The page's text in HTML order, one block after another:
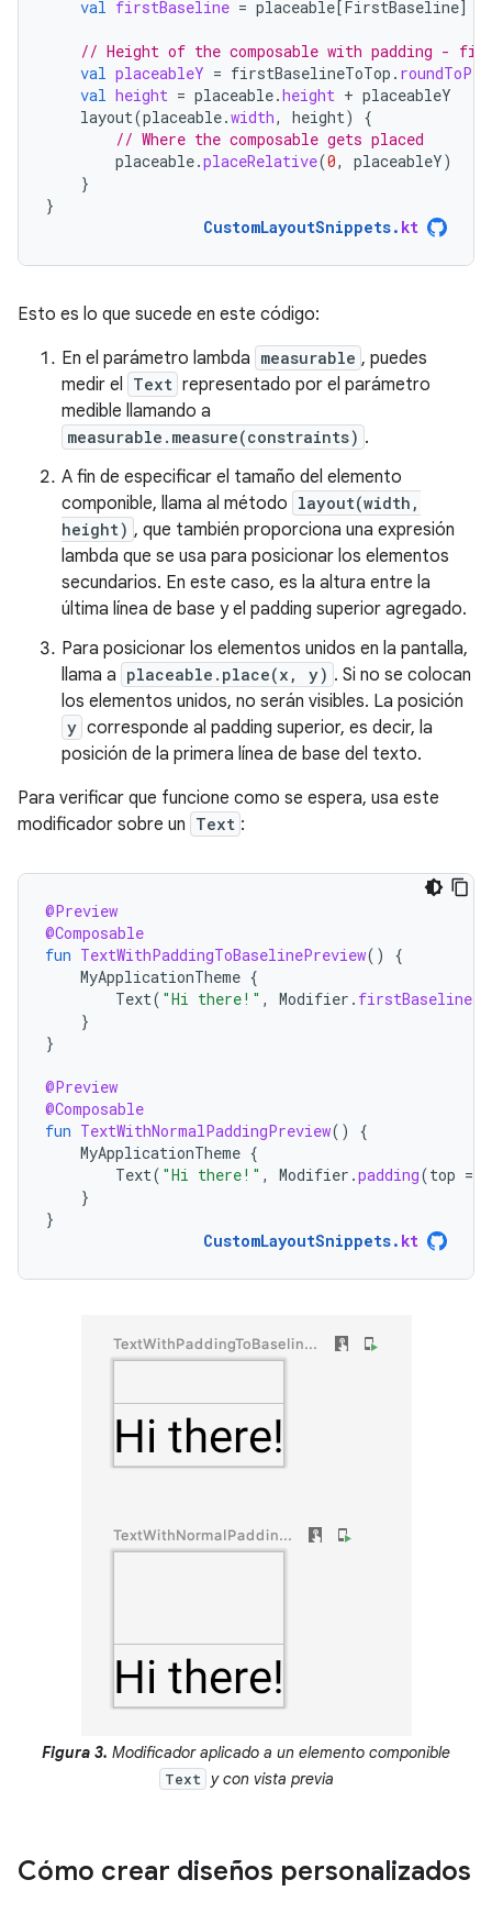
val firstBaseline = placeable [FirstBaseline]
// Height of the composable with padding -
val placeableY = firstBaselineToTop . roundToPx
val height = placeable.height + placeableY
layout(placeable.width, height)
{
// Where the composable gets placed
placeable.placeRelative(0, placeableY)
}
}
CustomLayoutSnippets. kt
Esto es lo que sucede en este código:
En el parámetro lambda measurable , puedes
medir el
Text representado por el parámetro
medible llamando a
measurable.measure(constraints) .
A fin de especificar el tamaño del elemento
componible, llama al método layout(width,
height) , que también proporciona una expresión
lambda que se usa para posicionar los elementos
secundarios. En este caso, es la altura entre la
última línea de base y el padding superior agregado.
Para posicionar los elementos unidos en la pantalla,
llama a placeable.place(x, y) . Si no se colocan
los elementos unidos, no serán visibles. La posición
y corresponde al padding superior, es decir, la
posición de la primera línea de base del texto.
Para verificar que funcione como se espera, usa este
modificador sobre un Text :
@Preview
@Composable
fun TextWithPaddingToBaselinePreview()
{
MyApplicationTheme {
Text( "Hi there!" , Modifier .
}
}
@Preview
@Composable
fun TextWithNormalPaddingPreview()
{
MyApplicationTheme {
Text( "Hi there!" , Modifier .padding(top =
}
}
CustomLayoutSnippets. kt
Figura 3. Modificador aplicado a un elemento componible
Text y con vista previa
Cómo crear diseños personalizados